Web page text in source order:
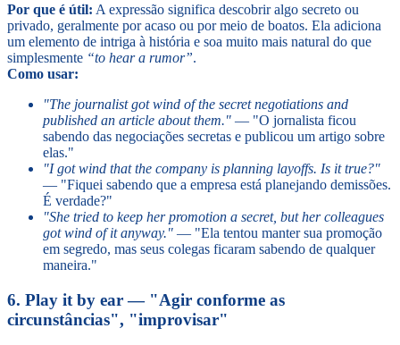
Por que é útil: A expressão significa descobrir algo secreto ou
privado, geralmente por acaso ou por meio de boatos. Ela adiciona
um elemento de intriga à história e soa muito mais natural do que
simplesmente “to hear a rumor”.
Como usar:
"The journalist got wind of the secret negotiations and
published an article about them." — "O jornalista ficou
sabendo das negociações secretas e publicou um artigo sobre
elas."
"I got wind that the company is planning layoffs. Is it true?"
— "Fiquei sabendo que a empresa está planejando demissões.
É verdade?"
"She tried to keep her promotion a secret, but her colleagues
got wind of it anyway." — "Ela tentou manter sua promoção
em segredo, mas seus colegas ficaram sabendo de qualquer
maneira."
6. Play it by ear — "Agir conforme as
circunstâncias", "improvisar"